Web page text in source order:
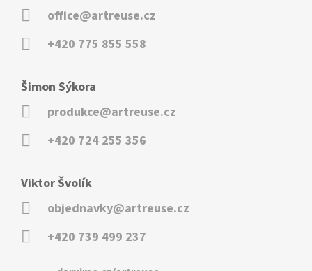
office@artreuse.cz
+420 775 855 558
Šimon Sýkora
produkce@artreuse.cz
+420 724 255 356
Viktor Švolík
objednavky@artreuse.cz
+420 739 499 237